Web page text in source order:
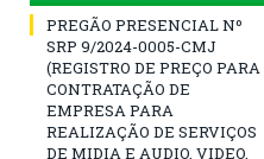
PREGÃO PRESENCIAL Nº
SRP 9/2024-0005-CMJ
(REGISTRO DE PREÇO PARA
CONTRATAÇÃO DE
EMPRESA PARA
REALIZAÇÃO DE SERVIÇOS
DE MIDIA E AUDIO, VIDEO,